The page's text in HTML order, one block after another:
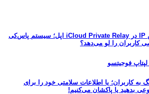
افشای نشت آدرس IP در iCloud Private Relay اپل؛ سیستم پاس‌کی
کاربران را لو می‌دهد؟
فوجیتسو
به کاربران؛ یا اطلاعات سلامتی خود را برای
بدهید یا پاکشان می‌کنیم!